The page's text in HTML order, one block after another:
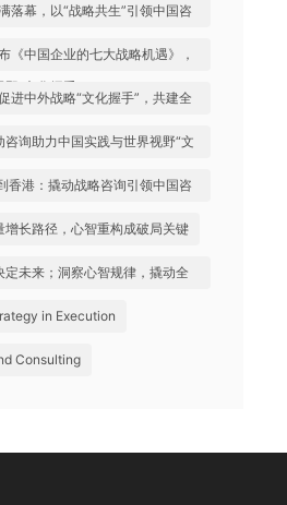
落幕，以“战略共生”引领中国咨
《中国企业的七大战略机遇》，
“文化握手”
进中外战略“文化握手”，共建全
询助力中国实践与世界视野“文
香港：撬动战略咨询引领中国咨
增长路径，心智重构成破局关键
定未来；洞察心智规律，撬动全
in Execution
Consulting